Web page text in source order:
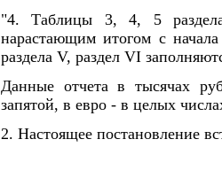
"4. Таблицы 3, 4, 5 раздела
нарастающим итогом с
раздела V, раздел VI
Данные отчета в тысячах
запятой, в евро - в целых
2. Настоящее постановление